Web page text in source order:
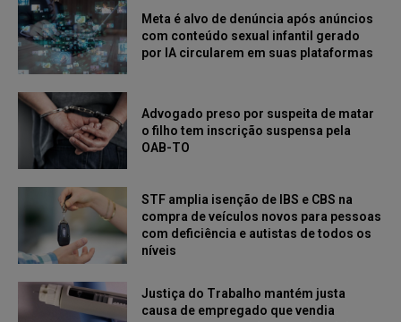
Meta é alvo de denúncia após anúncios
com conteúdo sexual infantil gerado
por IA circularem em suas plataformas
Advogado preso por suspeita de matar
o filho tem inscrição suspensa pela
OAB-TO
STF amplia isenção de IBS e CBS na
compra de veículos novos para pessoas
com deficiência e autistas de todos os
níveis
Justiça do Trabalho mantém justa
causa de empregado que vendia